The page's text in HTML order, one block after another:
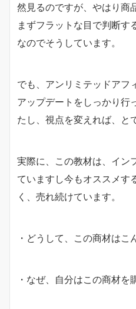
然見るのですが、やはり商
まずフラットな目で判断す
なのでそうしています。
でも、アンリミテッドアフ
アップデートをしっかり行
たし、視点を変えれば、と
実際に、この教材は、イン
ていますし今もオススメす
く、売れ続けています。
・どうして、この商材は
・なぜ、自分はこの商材を